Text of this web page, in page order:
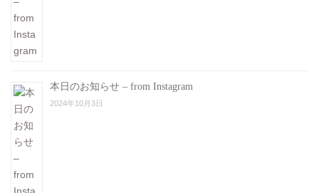
本日のお知らせ – from Instagram
2024年10月3日